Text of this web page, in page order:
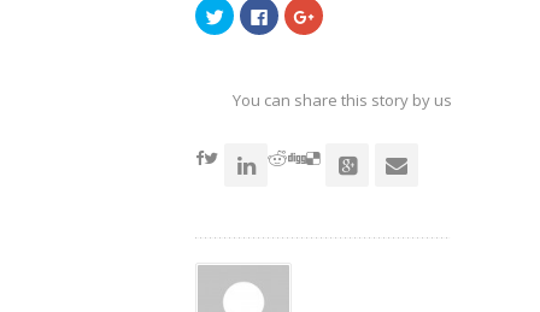
点
击
共
享
窗
口
点
击
共
享
窗
口
点
击
共
享
窗
口
You can share this story by using your